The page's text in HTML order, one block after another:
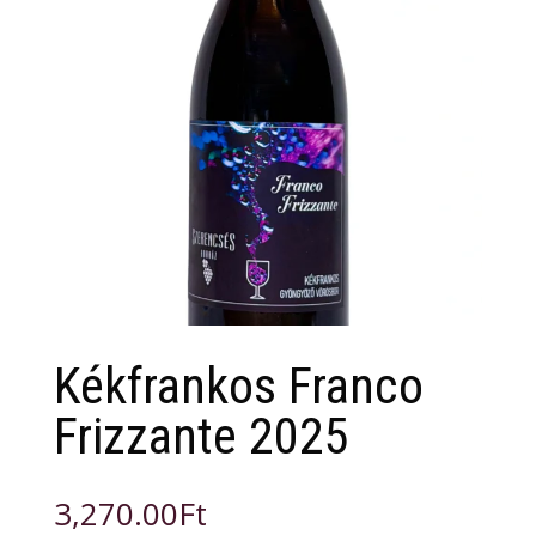
Kékfrankos Franco
Frizzante 2025
3,270.00Ft